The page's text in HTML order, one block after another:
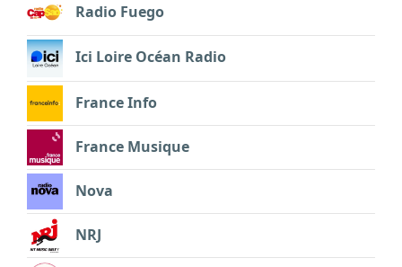
Radio Fuego
Ici Loire Océan Radio
France Info
France Musique
Nova
NRJ